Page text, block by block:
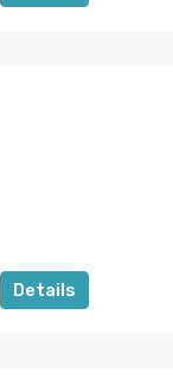
Details